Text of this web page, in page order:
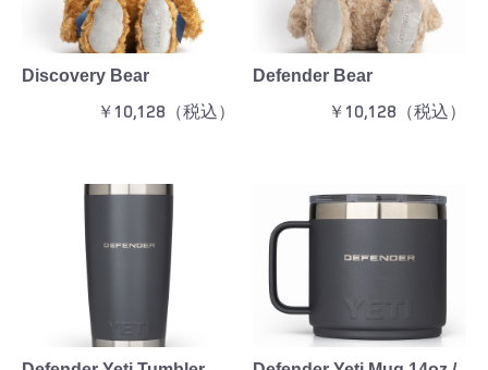
Discovery Bear
￥10,128（税込）
Defender Bear
￥10,128（税込）